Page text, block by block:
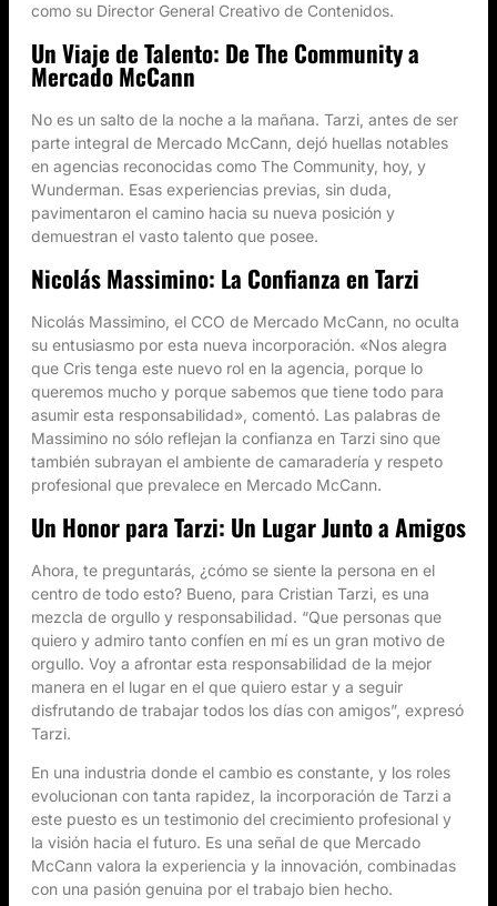
como su Director General Creativo de Contenidos.
Un Viaje de Talento: De The Community a
Mercado McCann
No es un salto de la noche a la mañana. Tarzi, antes de ser
parte integral de Mercado McCann, dejó huellas notables
en agencias reconocidas como The Community, hoy, y
Wunderman. Esas experiencias previas, sin duda,
pavimentaron el camino hacia su nueva posición y
demuestran el vasto talento que posee.
Nicolás Massimino: La Confianza en Tarzi
Nicolás Massimino, el CCO de Mercado McCann, no oculta
su entusiasmo por esta nueva incorporación. «Nos alegra
que Cris tenga este nuevo rol en la agencia, porque lo
queremos mucho y porque sabemos que tiene todo para
asumir esta responsabilidad», comentó. Las palabras de
Massimino no sólo reflejan la confianza en Tarzi sino que
también subrayan el ambiente de camaradería y respeto
profesional que prevalece en Mercado McCann.
Un Honor para Tarzi: Un Lugar Junto a Amigos
Ahora, te preguntarás, ¿cómo se siente la persona en el
centro de todo esto? Bueno, para Cristian Tarzi, es una
mezcla de orgullo y responsabilidad. “Que personas que
quiero y admiro tanto confíen en mí es un gran motivo de
orgullo. Voy a afrontar esta responsabilidad de la mejor
manera en el lugar en el que quiero estar y a seguir
disfrutando de trabajar todos los días con amigos”, expresó
Tarzi.
En una industria donde el cambio es constante, y los roles
evolucionan con tanta rapidez, la incorporación de Tarzi a
este puesto es un testimonio del crecimiento profesional y
la visión hacia el futuro. Es una señal de que Mercado
McCann valora la experiencia y la innovación, combinadas
con una pasión genuina por el trabajo bien hecho.